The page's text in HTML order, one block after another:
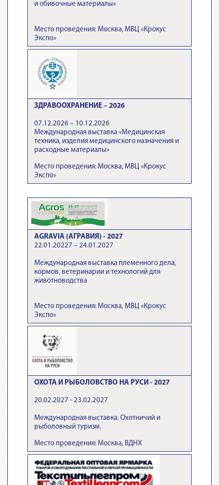
и обивочные материалы»
Место проведения: Москва, МВЦ «Крокус
Экспо»
ЗДРАВООХРАНЕНИЕ – 2026
07.12.2026 – 10.12.2026
Международная выставка «Медицинская
техника, изделия медицинского назначения и
расходные материалы»
Место проведения: Москва, МВЦ «Крокус
Экспо»
AGRAVIA (АГРАВИЯ) - 2027
22.01.20227 – 24.01.2027
Международная выставка племенного дела,
кормов, ветеринарии и технологий для
животноводства
Место проведения: Москва, МВЦ «Крокус
Экспо»
ОХОТА И РЫБОЛОВСТВО НА РУСИ - 2027
20.02.2027 - 23.02.2027
Международная выставка. Охотничий и
рыболовный туризм.
Место проведения: Москва, ВДНХ